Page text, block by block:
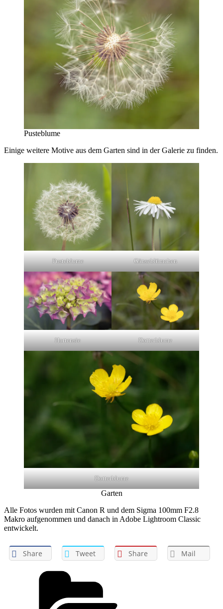
Pusteblume
Einige weitere Motive aus dem Garten sind in der Galerie zu finden.
Pusteblume Gänseblümchen
Hortensie Dotterblume
Dotterblume
Garten
Alle Fotos wurden mit Canon R und dem Sigma 100mm F2.8
Makro aufgenommen und danach in Adobe Lightroom Classic
entwickelt.
Share Tweet Share Mail